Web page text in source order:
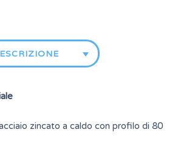
zincato a caldo con profilo di 80